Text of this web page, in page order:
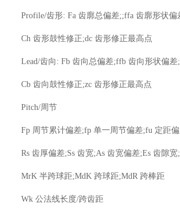
Profile/齿形: Fa 齿廓总偏差;;ffa 齿廓形状偏
Ch 齿形鼓性修正;dc 齿形修正最高点
Lead/齿向: Fb 齿向总偏差;ffb 齿向形状偏差
Cb 齿向鼓性修正;zc 齿形修正最高点
Pitch/周节
Fp 周节累计偏差;fp 单一周节偏差;fu 定距偏
Rs 齿厚偏差;Ss 齿宽;As 齿宽偏差;Es 齿隙宽
MrK 半跨球距;MdK 跨球距;MdR 跨棒距
Wk 公法线长度/跨齿距